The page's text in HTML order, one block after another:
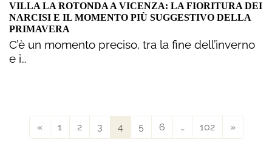
VILLA LA ROTONDA A VICENZA: LA FIORITURA DEI
NARCISI E IL MOMENTO PIÙ SUGGESTIVO DELLA
PRIMAVERA
C’è un momento preciso, tra la fine dell’inverno
e i…
« 1 2 3 4 5 6 … 102 »